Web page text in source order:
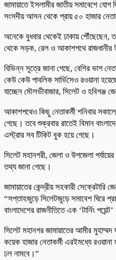
জামায়াতে ইসলামীর জাতীয় সমাবেশে যোগ
সংসদীয় আসন থেকে প্রায় ৫০ হাজার
অনেকে বুধবার থেকেই ঢাকায় পৌঁছেছেন,
থেকে সড়ক, রেল ও আকাশপথে রাজধানীর
বিভিন্ন সূত্রে জানা গেছে, বেশির ভাগ
কেউ কেউ পাবলিক সার্ভিসেও রওয়ানা
যাচ্ছেন মৌলভীবাজার, সিলেট ও হবিগঞ্জ
আকাশপথেও কিছু নেতাকর্মী শনিবার
গেছে। তবে শুক্রবার রাতেই বিমান
এস্ট্রার সব টিকিট বুক হয়ে গেছে।
সিলেট মহানগরী, জেলা ও উপজেলা
তথ্য জানা গেছে।
জামায়াতের কেন্দ্রীয় সহকারী সেক্রেটারি
“সপ্তাহজুড়ে সিলেটজুড়ে সমাবেশ ঘিরে
বাংলাদেশের রাজনীতিতে এক ‘টার্নিং
সিলেট মহানগর জামায়াতের আমীর
কয়েক হাজার নেতাকর্মী এরইমধ্যে রওয়ানা
ঢল নামবে।”